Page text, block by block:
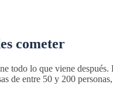
cometer
todo lo que viene
de entre 50 y 200